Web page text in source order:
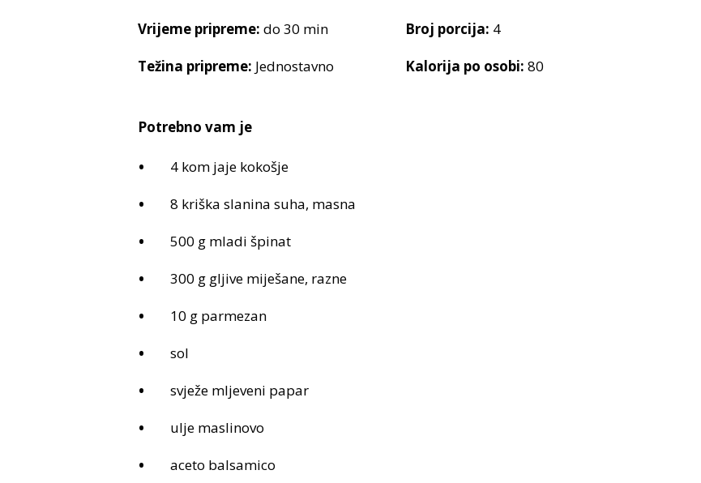
Vrijeme pripreme: do 30 min Broj porcija: 4
Težina pripreme: Jednostavno Kalorija po osobi:80
Potrebno vam je
4 kom jaje kokošje
8 kriška slanina suha, masna
500 g mladi špinat
300 g gljive miješane, razne
10 g parmezan
sol
svježe mljeveni papar
ulje maslinovo
aceto balsamico